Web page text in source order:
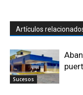
Artículos
Sucesos